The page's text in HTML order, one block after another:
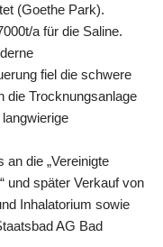
(Goethe Park).
a für die Saline.
fiel die schwere
die Trocknungsanlage
an die „Vereinigte
und später Verkauf von
Inhalatorium sowie
AG Bad